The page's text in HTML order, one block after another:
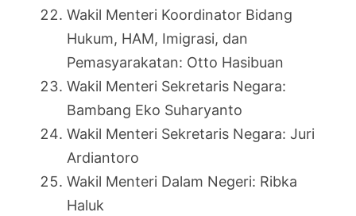
Wakil Menteri Koordinator Bidang
Hukum, HAM, Imigrasi, dan
Pemasyarakatan: Otto Hasibuan
Wakil Menteri Sekretaris Negara:
Bambang Eko Suharyanto
Wakil Menteri Sekretaris Negara: Juri
Ardiantoro
Wakil Menteri Dalam Negeri: Ribka
Haluk